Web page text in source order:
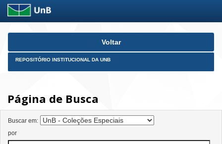
Skip
Voltar
REPOSITÓRIO INSTITUCIONAL DA UNB
Página de Busca
Buscar em:
por